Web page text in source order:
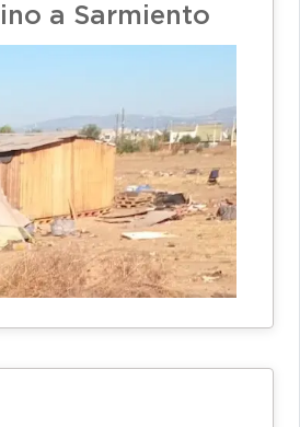
a Sarmiento